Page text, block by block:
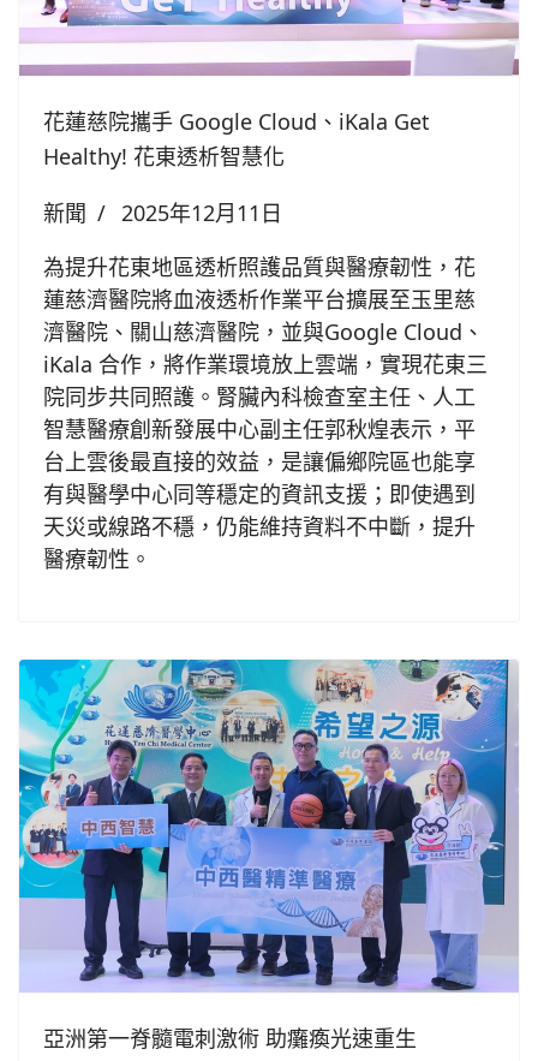
花蓮慈院攜手 Google Cloud、iKala Get
Healthy! 花東透析智慧化
新聞
2025年12月11日
為提升花東地區透析照護品質與醫療韌性，花
蓮慈濟醫院將血液透析作業平台擴展至玉里慈
濟醫院、關山慈濟醫院，並與Google Cloud、
iKala 合作，將作業環境放上雲端，實現花東三
院同步共同照護。腎臟內科檢查室主任、人工
智慧醫療創新發展中心副主任郭秋煌表示，平
台上雲後最直接的效益，是讓偏鄉院區也能享
有與醫學中心同等穩定的資訊支援；即使遇到
天災或線路不穩，仍能維持資料不中斷，提升
醫療韌性。
亞洲第一脊髓電刺激術 助癱瘓光速重生